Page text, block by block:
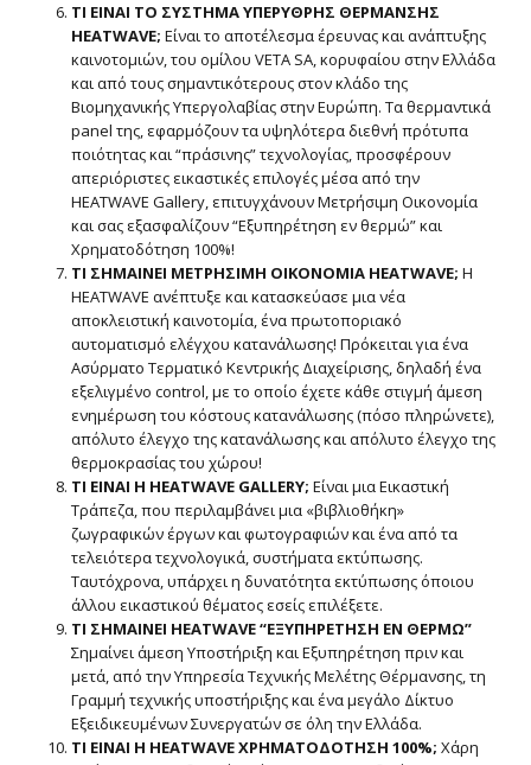
ΤΙ ΕΙΝΑΙ ΤΟ ΣΥΣΤΗΜΑ ΥΠΕΡΥΘΡΗΣ ΘΕΡΜΑΝΣΗΣ
HEATWAVE; Είναι το αποτέλεσμα έρευνας και ανάπτυξης
καινοτομιών, του ομίλου VETA SA, κορυφαίου στην Ελλάδα
και από τους σημαντικότερους στον κλάδο της
Βιομηχανικής Υπεργολαβίας στην Ευρώπη. Τα θερμαντικά
panel της, εφαρμόζουν τα υψηλότερα διεθνή πρότυπα
ποιότητας και “πράσινης” τεχνολογίας, προσφέρουν
απεριόριστες εικαστικές επιλογές μέσα από την
HEATWAVE Gallery, επιτυγχάνουν Μετρήσιμη Οικονομία
και σας εξασφαλίζουν “Εξυπηρέτηση εν θερμώ” και
Χρηματοδότηση 100%!
ΤΙ ΣΗΜΑΙΝΕΙ ΜΕΤΡΗΣΙΜΗ ΟΙΚΟΝΟΜΙΑ HEATWAVE; Η
HEATWAVE ανέπτυξε και κατασκεύασε μια νέα
αποκλειστική καινοτομία, ένα πρωτοποριακό
αυτοματισμό ελέγχου κατανάλωσης! Πρόκειται για ένα
Ασύρματο Τερματικό Κεντρικής Διαχείρισης, δηλαδή ένα
εξελιγμένο control, με το οποίο έχετε κάθε στιγμή άμεση
ενημέρωση του κόστους κατανάλωσης (πόσο πληρώνετε),
απόλυτο έλεγχο της κατανάλωσης και απόλυτο έλεγχο της
θερμοκρασίας του χώρου!
ΤΙ ΕΙΝΑΙ Η HEATWAVE GALLERY; Είναι μια Εικαστική
Τράπεζα, που περιλαμβάνει μια «βιβλιοθήκη»
ζωγραφικών έργων και φωτογραφιών και ένα από τα
τελειότερα τεχνολογικά, συστήματα εκτύπωσης.
Ταυτόχρονα, υπάρχει η δυνατότητα εκτύπωσης όποιου
άλλου εικαστικού θέματος εσείς επιλέξετε.
ΤΙ ΣΗΜΑΙΝΕΙ HEATWAVE “ΕΞΥΠΗΡΕΤΗΣΗ ΕΝ ΘΕΡΜΩ”
Σημαίνει άμεση Υποστήριξη και Εξυπηρέτηση πριν και
μετά, από την Υπηρεσία Τεχνικής Μελέτης Θέρμανσης, τη
Γραμμή τεχνικής υποστήριξης και ένα μεγάλο Δίκτυο
Εξειδικευμένων Συνεργατών σε όλη την Ελλάδα.
ΤΙ ΕΙΝΑΙ Η HEATWAVE ΧΡΗΜΑΤΟΔΟΤΗΣΗ 100%; Χάρη